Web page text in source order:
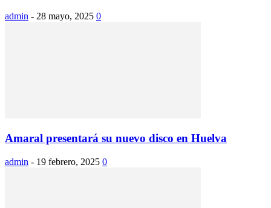
admin - 28 mayo, 2025 0
Amaral presentará su nuevo disco en Huelva
admin - 19 febrero, 2025 0